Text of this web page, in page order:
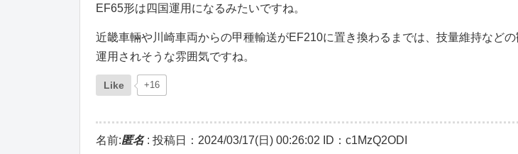
EF65形は四国運用になるみたいですね。
近畿車輛や川崎車両からの甲種輸送がEF210に置き換わるまでは、技量維持など
運用されそうな雰囲気ですね。
Like +16
名前:匿名: 投稿日：2024/03/17(日) 00:26:02 ID：c1MzQ2ODI